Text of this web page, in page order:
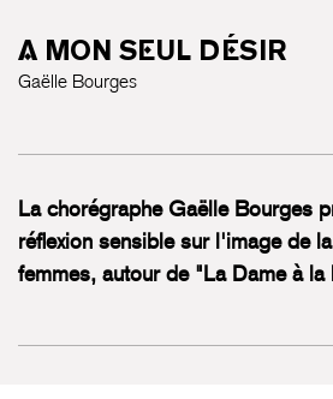
A MON SEUL DÉSIR
Gaëlle Bourges
La chorégraphe Gaëlle Bourges
réflexion sensible sur l'image de
femmes, autour de "La Dame à la